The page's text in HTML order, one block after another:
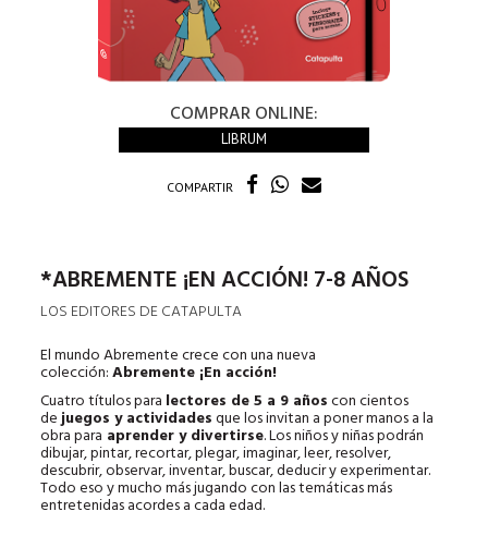
COMPRAR ONLINE:
LIBRUM
COMPARTIR
*ABREMENTE ¡EN ACCIÓN! 7-8 AÑOS
LOS EDITORES DE CATAPULTA
El mundo Abremente crece con una nueva
colección:Abremente ¡En acción!
Cuatro títulos para lectores de 5 a 9 añoscon cientos
dejuegos y actividadesque los invitan a poner manos a la
obra para aprender y divertirse. Los niños y niñas podrán
dibujar, pintar, recortar, plegar, imaginar, leer, resolver,
descubrir, observar, inventar, buscar, deducir y experimentar.
Todo eso y mucho más jugando con las temáticas más
entretenidas acordes a cada edad.